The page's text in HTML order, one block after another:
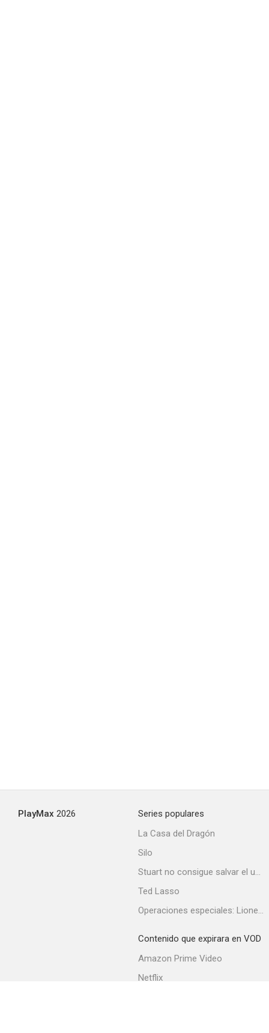
PlayMax 2026
Series populares
La Casa del Dragón
Silo
Stuart no consigue salvar el universo
Ted Lasso
Operaciones especiales: Lioness
Contenido que expirara en VOD
Amazon Prime Video
Netflix